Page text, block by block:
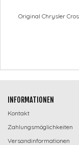
Original Chrysler
INFORMATIONEN
Kontakt
Zahlungsmöglichkeiten
Versandinformationen